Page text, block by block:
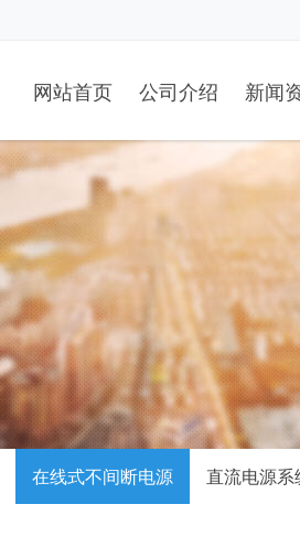
网站首页 公司介绍 新闻
在线式不间断电源 直流电源系